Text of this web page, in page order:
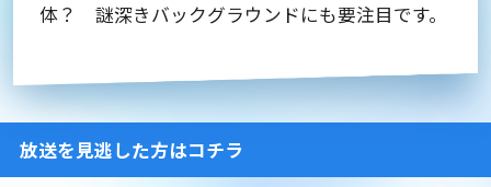
体？ 謎深きバックグラウンドにも要注目です。
放送を見逃した方はコチラ